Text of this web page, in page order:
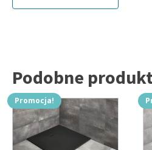
Podobne
Promocja!